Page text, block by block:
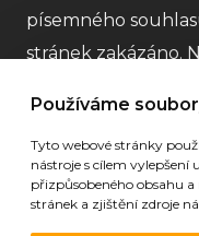
Používáme
Tyto webové stránky
nástroje s cílem vylepšení
přizpůsobeného obsahu
stránek a zjištění zdroje
písemného
stránek zakázáno.
. Nejme
galerie vytvořila
CREW s.r.o.